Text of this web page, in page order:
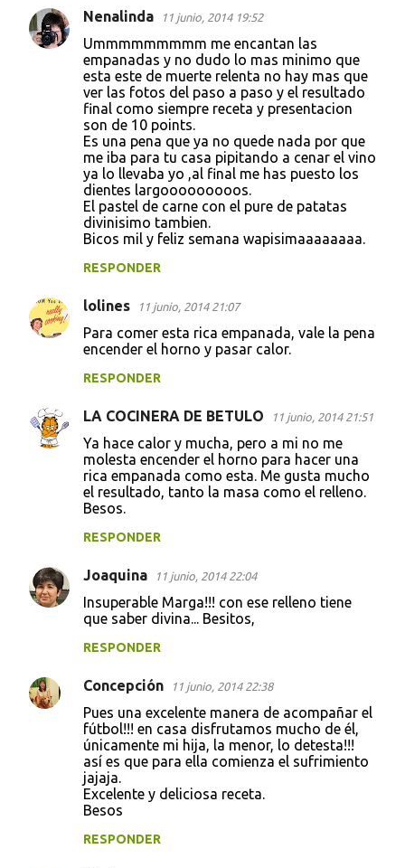
Nenalinda 11 junio, 2014 19:52
Ummmmmmmmm me encantan las
empanadas y no dudo lo mas minimo que
esta este de muerte relenta no hay mas que
ver las fotos del paso a paso y el resultado
final como siempre receta y presentacion
son de 10 points.
Es una pena que ya no quede nada por que
me iba para tu casa pipitando a cenar el vino
ya lo llevaba yo ,al final me has puesto los
dientes largooooooooos.
El pastel de carne con el pure de patatas
divinisimo tambien.
Bicos mil y feliz semana wapisimaaaaaaaa.
RESPONDER
lolines 11 junio, 2014 21:07
Para comer esta rica empanada, vale la pena
encender el horno y pasar calor.
RESPONDER
LA COCINERA DE BETULO 11 junio, 2014 21:51
Ya hace calor y mucha, pero a mi no me
molesta encender el horno para hacer una
rica empanada como esta. Me gusta mucho
el resultado, tanto la masa como el relleno.
Besos.
RESPONDER
Joaquina 11 junio, 2014 22:04
Insuperable Marga!!! con ese relleno tiene
que saber divina... Besitos,
RESPONDER
Concepción 11 junio, 2014 22:38
Pues una excelente manera de acompañar el
fútbol!!! en casa disfrutamos mucho de él,
únicamente mi hija, la menor, lo detesta!!!
así es que para ella comienza el sufrimiento
jajaja.
Excelente y deliciosa receta.
Besos
RESPONDER